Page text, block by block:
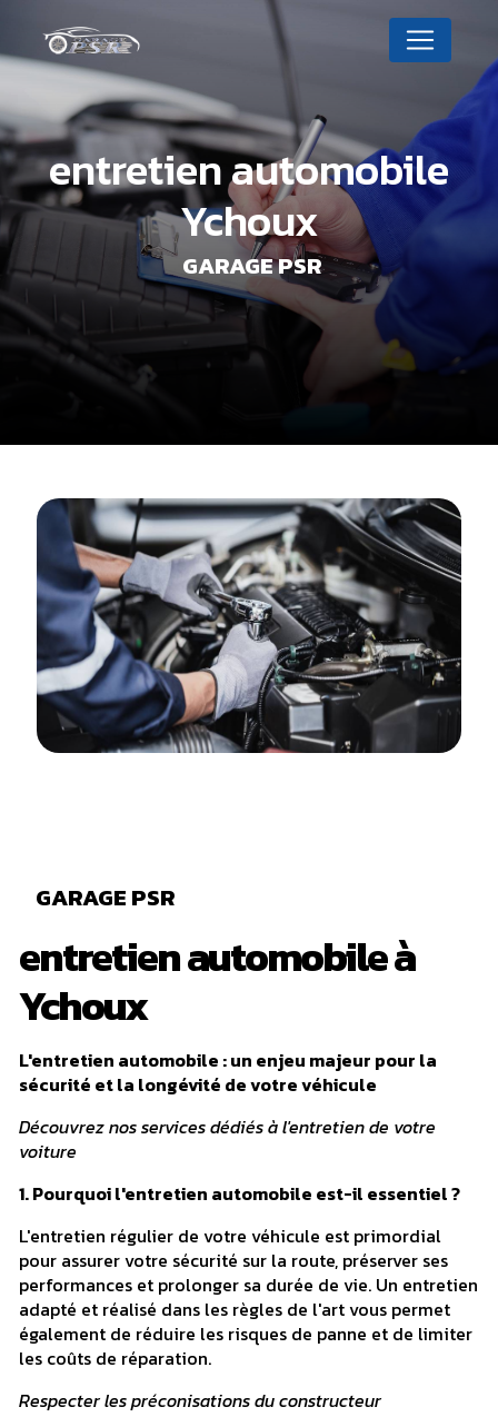
entretien automobile
Ychoux
GARAGE PSR
GARAGE PSR
entretien automobile à
Ychoux
L'entretien automobile : un enjeu majeur pour la
sécurité et la longévité de votre véhicule
Découvrez nos services dédiés à l'entretien de votre
voiture
1. Pourquoi l'entretien automobile est-il essentiel ?
L'entretien régulier de votre véhicule est primordial
pour assurer votre sécurité sur la route, préserver ses
performances et prolonger sa durée de vie. Un entretien
adapté et réalisé dans les règles de l'art vous permet
également de réduire les risques de panne et de limiter
les coûts de réparation.
Respecter les préconisations du constructeur